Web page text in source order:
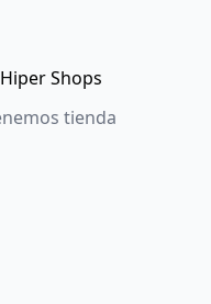
Shops
tienda